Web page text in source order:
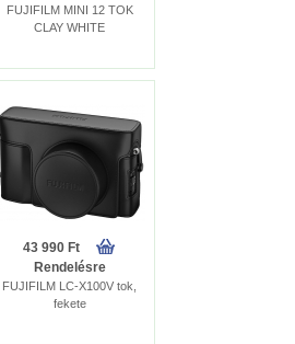
FUJIFILM MINI 12 TOK
CLAY WHITE
43 990 Ft
Rendelésre
FUJIFILM LC-X100V tok,
fekete